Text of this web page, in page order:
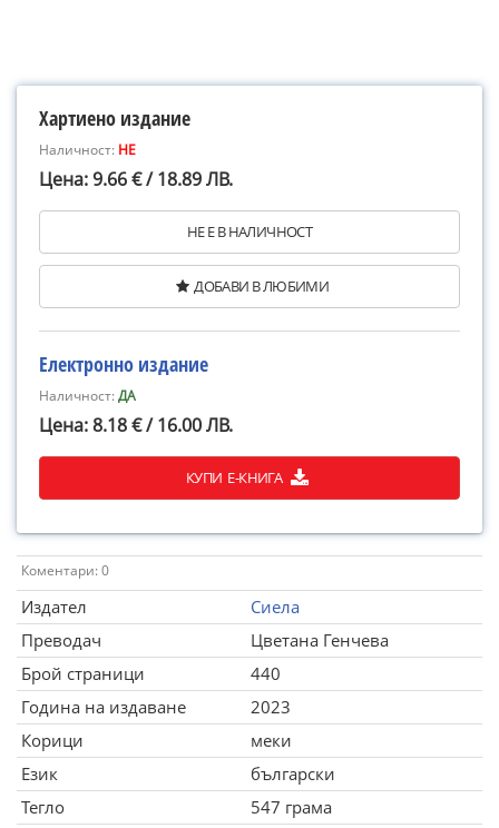
Хартиено издание
Наличност: НЕ
Цена: 9.66 € / 18.89 ЛВ.
НЕ Е В НАЛИЧНОСТ
ДОБАВИ В ЛЮБИМИ
Електронно издание
Наличност:ДА
Цена: 8.18 € / 16.00 ЛВ.
КУПИ Е-КНИГА
Коментари: 0
Издател
Сиела
Преводач
Цветана Генчева
Брой страници
440
Година на издаване
2023
Корици
меки
Език
български
Тегло
547 грама